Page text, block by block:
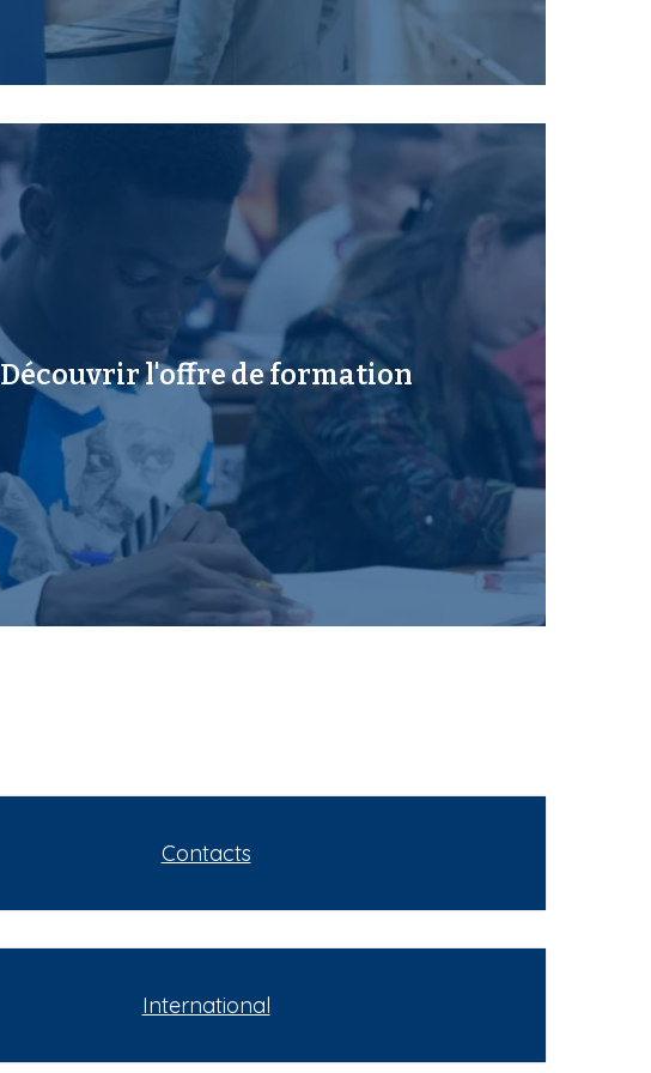
Découvrir l'offre de formation
Contacts
International